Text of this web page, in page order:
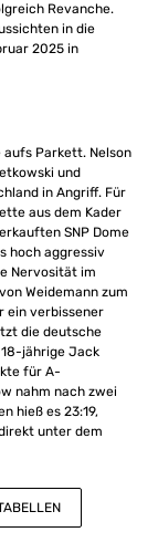
Revanche.
in die
2025 in
Parkett. Nelson
und
in Angriff. Für
aus dem Kader
SNP Dome
hoch aggressiv
Nervosität im
Weidemann zum
ein verbissener
die deutsche
jährige Jack
für A-
nahm nach zwei
hieß es 23:19,
unter dem